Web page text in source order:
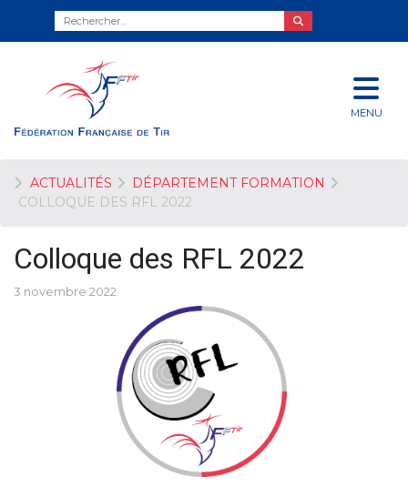
MENU
ACTUALITÉS
DÉPARTEMENT FORMATION
COLLOQUE DES RFL 2022
Colloque des RFL 2022
3 novembre 2022